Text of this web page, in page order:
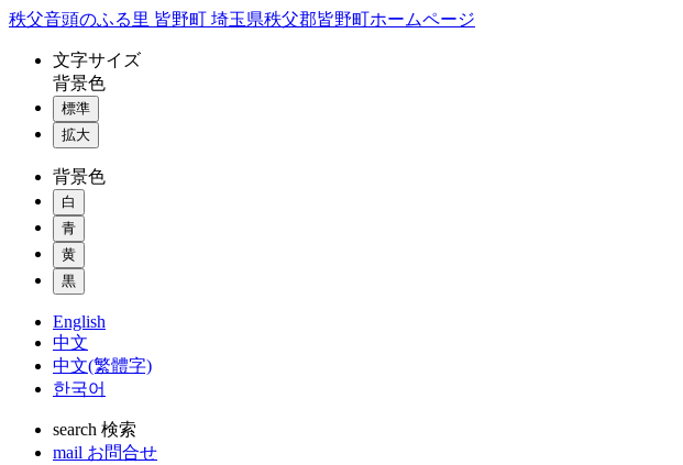
コ
秩父音頭のふる里 皆野町 埼玉県秩父郡皆野町ホームページ
文字サイズ
背景色
標準
拡大
背景色
白
青
黄
黒
English
中文
中文(繁體字)
한국어
search 検索
mail お問合せ